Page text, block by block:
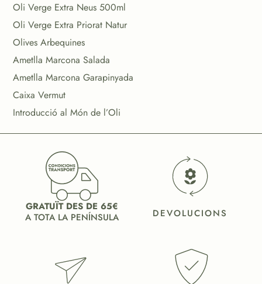
Oli Verge Extra Neus 500ml
Oli Verge Extra Priorat Natur
Olives Arbequines
Ametlla Marcona Salada
Ametlla Marcona Garapinyada
Caixa Vermut
Introducció al Món de l’Oli
GRATUÏT DES DE 65€
A TOTA LA PENÍNSULA
DEVOLUCIONS